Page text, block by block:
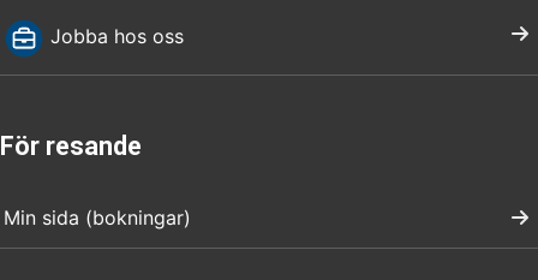
Jobba hos oss
För resande
Min sida (bokningar)